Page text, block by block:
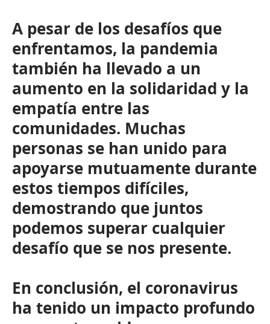
A pesar de los desafíos que
enfrentamos, la pandemia
también ha llevado a un
aumento en la solidaridad y la
empatía entre las
comunidades. Muchas
personas se han unido para
apoyarse mutuamente durante
estos tiempos difíciles,
demostrando que juntos
podemos superar cualquier
desafío que se nos presente.
En conclusión, el coronavirus
ha tenido un impacto profundo